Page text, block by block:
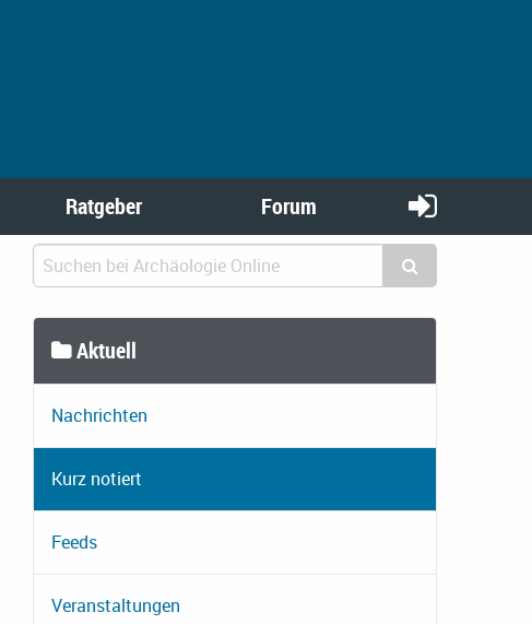
Ratgeber Forum
Aktuell
Nachrichten
Kurz notiert
Feeds
Veranstaltungen